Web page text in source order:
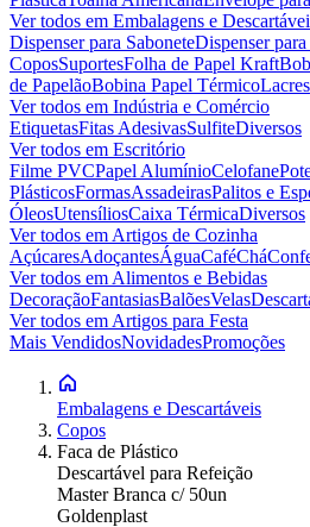
Ver todos em Embalagens e
Dispenser para SaboneteDispenser para
CoposSuportesFolha de Papel Kraft
de PapelãoBobina Papel TérmicoLacres
Ver todos em Indústria e Comércio
EtiquetasFitas AdesivasSulfiteDiversos
Ver todos em Escritório
Filme PVCPapel AlumínioCelofane
PlásticosFormasAssadeirasPalitos e
ÓleosUtensíliosCaixa TérmicaDiversos
Ver todos em Artigos de Cozinha
AçúcaresAdoçantesÁguaCaféChá
Ver todos em Alimentos e Bebidas
DecoraçãoFantasiasBalõesVelas
Ver todos em Artigos para Festa
Mais VendidosNovidadesPromoções
Embalagens e Descartáveis
Copos
Faca de Plástico
Descartável para Refeição
Master Branca c/ 50un
Goldenplast